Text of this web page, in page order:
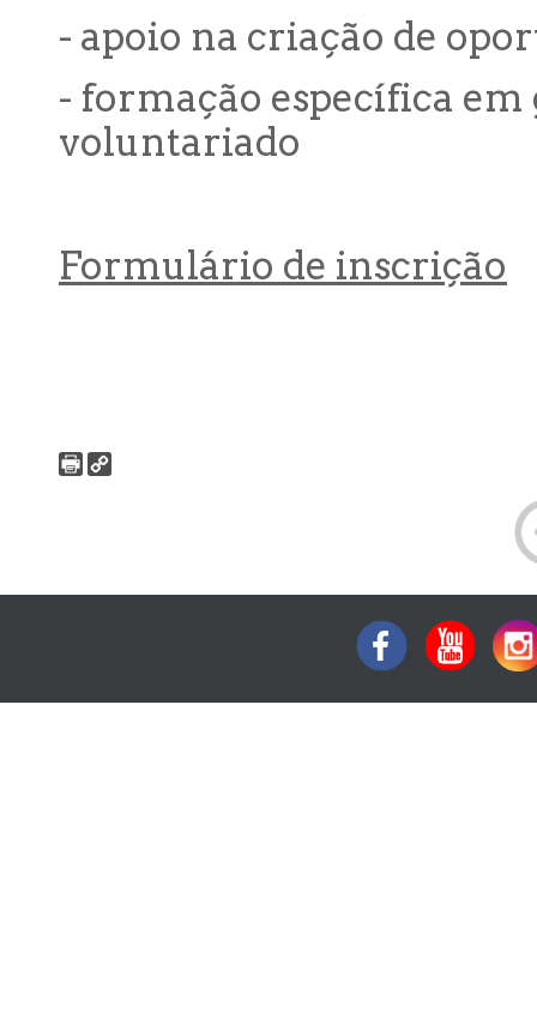
- apoio na criação de
- formação específica em
voluntariado
Formulário de inscrição